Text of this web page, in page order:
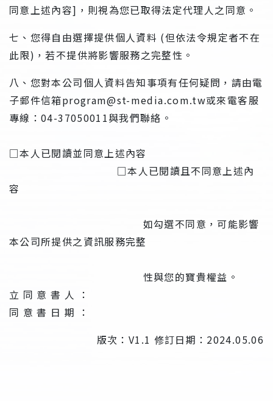
同意上述內容]，則視為您已取得法定代理人之同意。
七、您得自由選擇提供個人資料 (但依法令規定者不在
此限)，若不提供將影響服務之完整性。
八、您對本公司個人資料告知事項有任何疑問，請由電
子郵件信箱program@st-media.com.tw或來電客服
專線：04-37050011與我們聯絡。
□本人已閱讀並同意上述內容
□本人已閱讀且不同意上述內
容
如勾選不同意，可能影響
本公司所提供之資訊服務完整
性與您的寶貴權益。
立 同 意 書 人 ：
同 意 書 日 期 ：
版次：V1.1 修訂日期：2024.05.06